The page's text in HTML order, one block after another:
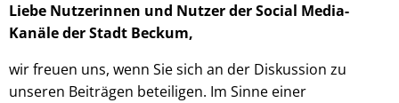
Liebe Nutzerinnen und Nutzer der Social Media-
Kanäle der Stadt Beckum,
wir freuen uns, wenn Sie sich an der Diskussion zu
unseren Beiträgen beteiligen. Im Sinne einer